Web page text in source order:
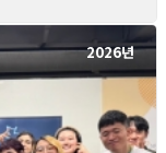
2026년